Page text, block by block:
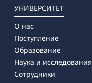
УНИВЕРСИТЕТ
О нас
Поступление
Образование
Наука и исследования
Сотрудники